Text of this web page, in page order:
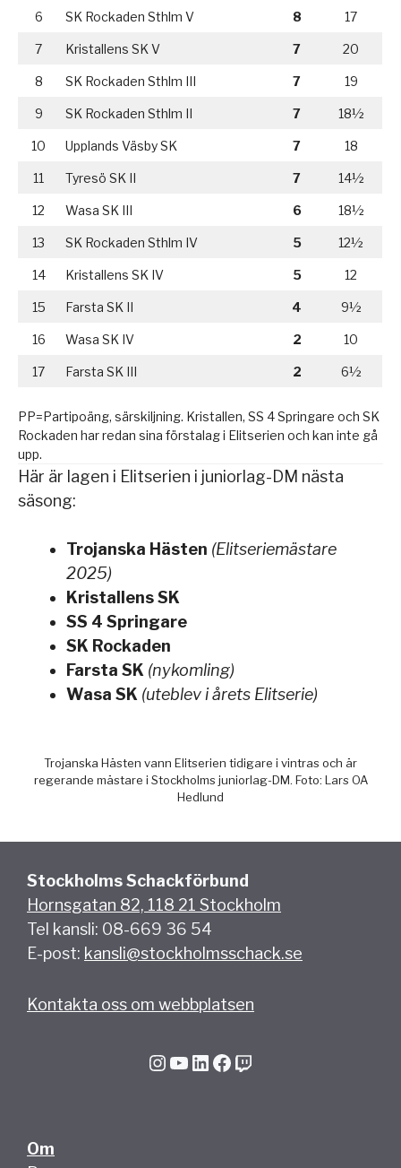
6 SK Rockaden Sthlm V 8 17
7 Kristallens SK V 7 20
8 SK Rockaden Sthlm III 7 19
9 SK Rockaden Sthlm II 7 18½
10 Upplands Väsby SK 7 18
11 Tyresö SK II 7 14½
12 Wasa SK III 6 18½
13 SK Rockaden Sthlm IV 5 12½
14 Kristallens SK IV 5 12
15 Farsta SK II 4 9½
16 Wasa SK IV 2 10
17 Farsta SK III 2 6½
PP=Partipoäng, särskiljning. Kristallen, SS 4 Springare och SK
Rockaden har redan sina förstalag i Elitserien och kan inte gå
upp.
Här är lagen i Elitserien i juniorlag-DM nästa
säsong:
Trojanska Hästen (Elitseriemästare
2025)
Kristallens SK
SS 4 Springare
SK Rockaden
Farsta SK (nykomling)
Wasa SK (uteblev i årets Elitserie)
Trojanska Hästen vann Elitserien tidigare i vintras och är
regerande mästare i Stockholms juniorlag-DM. Foto: Lars OA
Hedlund
Stockholms Schackförbund
Hornsgatan 82, 118 21 Stockholm
Tel kansli: 08-669 36 54
E-post: kansli@stockholmsschack.se
Kontakta oss om webbplatsen
InstagramYouTube LinkedIn Facebook Twitch
Om